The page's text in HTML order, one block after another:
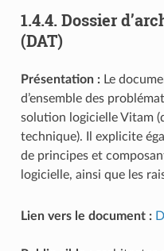
1.4.4. Dossier
(DAT)
Présentation :Le
d’ensemble des
solution logicielle Vitam
technique). Il explicite
de principes et
logicielle, ainsi que les
Lien vers le document :